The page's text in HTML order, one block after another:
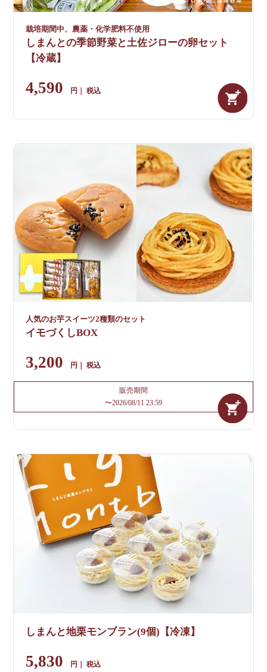
栽培期間中、農薬・化学肥料不使用
しまんとの季節野菜と土佐ジローの卵セット
【冷蔵】
4,590 税込
人気のお芋スイーツ2種類のセット
イモづくしBOX
3,200 税込
販売期間
〜2026/08/11 23:59
しまんと地栗モンブラン(9個)【冷凍】
5,830 税込